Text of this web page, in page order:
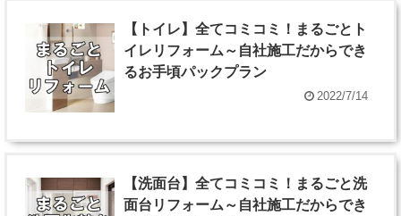
【トイレ】全てコミコミ！まるごとト
イレリフォーム～自社施工だからでき
るお手頃パックプラン
2022/7/14
【洗面台】全てコミコミ！まるごと洗
面台リフォーム～自社施工だからでき